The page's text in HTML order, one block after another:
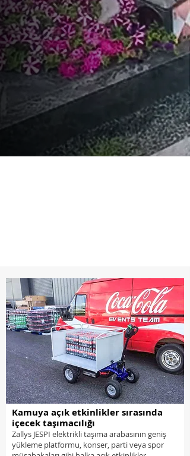
Kamuya açık etkinlikler sırasında
içecek taşımacılığı
Zallys JESPI elektrikli taşıma arabasının geniş
yükleme platformu, konser, parti veya spor